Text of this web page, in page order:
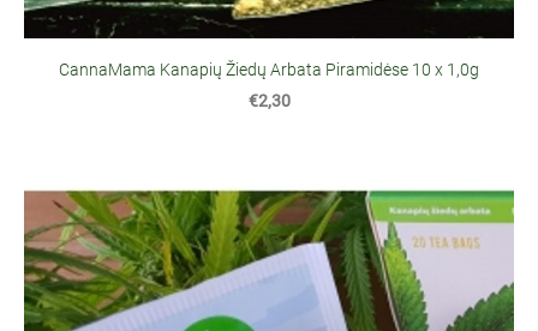
CannaMama Kanapių Žiedų Arbata Piramidėse 10 x 1,0g
€2,30